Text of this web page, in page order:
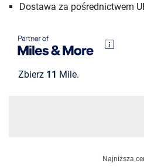
Dostawa za pośrednictwem
Zbierz 11 Mile.
Najniższa